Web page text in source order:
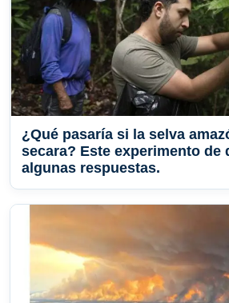
¿Qué pasaría si la selva
secara? Este experimento de
algunas respuestas.